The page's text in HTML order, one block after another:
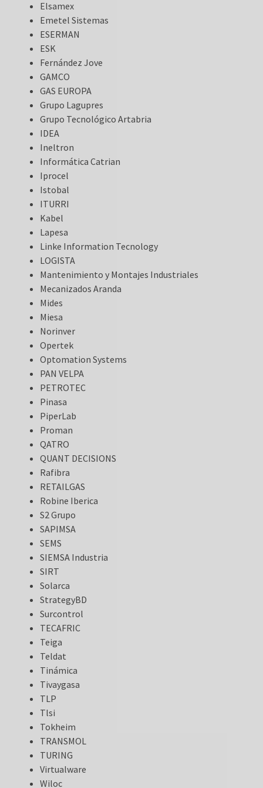
Elsamex
Emetel Sistemas
ESERMAN
ESK
Fernández Jove
GAMCO
GAS EUROPA
Grupo Lagupres
Grupo Tecnológico Artabria
IDEA
Ineltron
Informática Catrian
Iprocel
Istobal
ITURRI
Kabel
Lapesa
Linke Information Tecnology
LOGISTA
Mantenimiento y Montajes Industriales
Mecanizados Aranda
Mides
Miesa
Norinver
Opertek
Optomation Systems
PAN VELPA
PETROTEC
Pinasa
PiperLab
Proman
QATRO
QUANT DECISIONS
Rafibra
RETAILGAS
Robine Iberica
S2 Grupo
SAPIMSA
SEMS
SIEMSA Industria
SIRT
Solarca
StrategyBD
Surcontrol
TECAFRIC
Teiga
Teldat
Tinámica
Tivaygasa
TLP
Tlsi
Tokheim
TRANSMOL
TURING
Virtualware
Wiloc